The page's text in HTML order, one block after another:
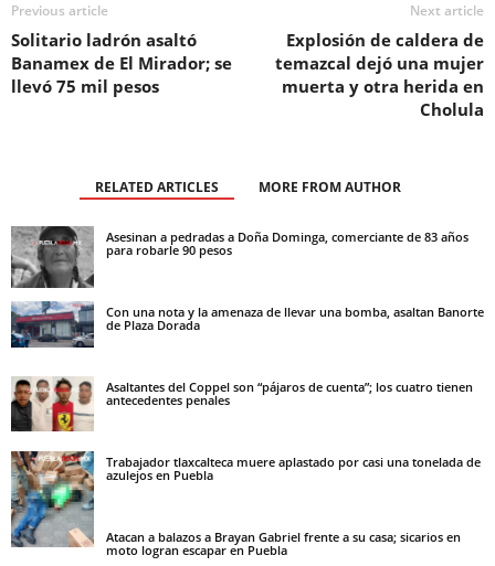
Previous article
Solitario ladrón asaltó
Banamex de El Mirador; se
llevó 75 mil pesos
Next article
Explosión de caldera de
temazcal dejó una mujer
muerta y otra herida en
Cholula
RELATED ARTICLES MORE FROM AUTHOR
Asesinan a pedradas a Doña Dominga, comerciante de 83 años
para robarle 90 pesos
Con una nota y la amenaza de llevar una bomba, asaltan Banorte
de Plaza Dorada
Asaltantes del Coppel son “pájaros de cuenta”; los cuatro tienen
antecedentes penales
Trabajador tlaxcalteca muere aplastado por casi una tonelada de
azulejos en Puebla
Atacan a balazos a Brayan Gabriel frente a su casa; sicarios en
moto logran escapar en Puebla